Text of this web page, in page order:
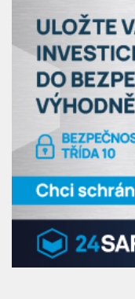
Špindl
Špindlu
Matěj
k